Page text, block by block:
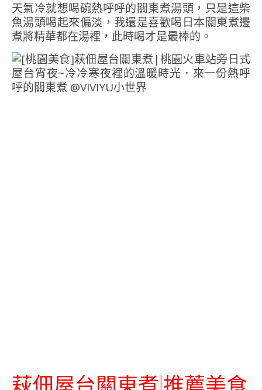
天氣冷就想喝碗熱呼呼的關東煮湯頭，只是這柴
魚湯頭喝起來偏淡，我還是喜歡喝日本關東煮邊
煮將精華都在湯裡，此時喝才是最棒的。
萩佃屋台關東煮|推薦美食